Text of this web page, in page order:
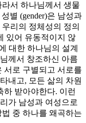
서 하나님께서 생물
별 (gender)은 남성과
리의 정체성의 정의
있어 유동적이지 않
대한 하나님의 설계
께서 창조하신 아름
서로 구별되고 서로를
내고, 모든 삶의 차원
하 받아야한다. 이런
가 남성과 여성으로
중 하나를 왜곡하는